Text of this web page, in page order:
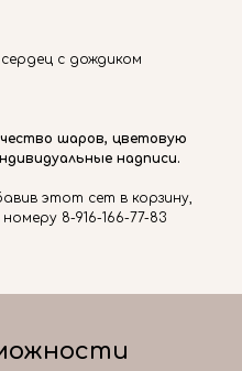
с дождиком
шаров, цветовую
надписи.
этот сет в корзину,
8-916-166-77-83